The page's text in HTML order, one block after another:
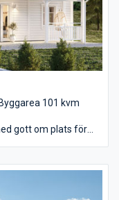
101 kvm
gott om plats för
kök med plats för
dörrarna tar
En rymlig och